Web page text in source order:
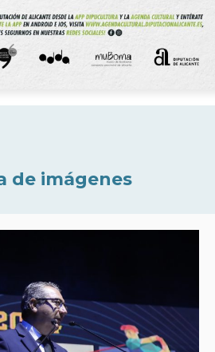
de imágenes